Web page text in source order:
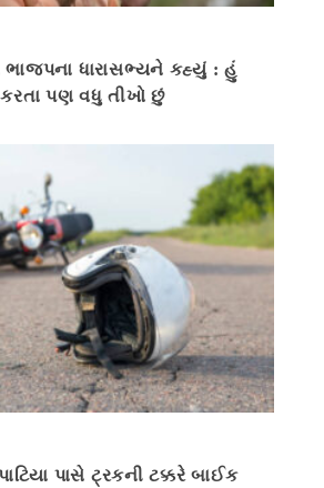
ભાજપના ધારાસભ્યને કહ્યું : હું
કરતા પણ વધુ તીખો છું
પાસે ટ્રકની ટક્કરે બાઈક